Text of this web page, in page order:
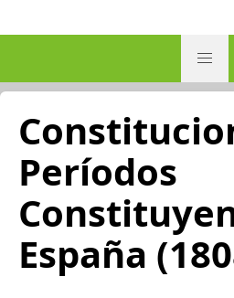
Períodos
España